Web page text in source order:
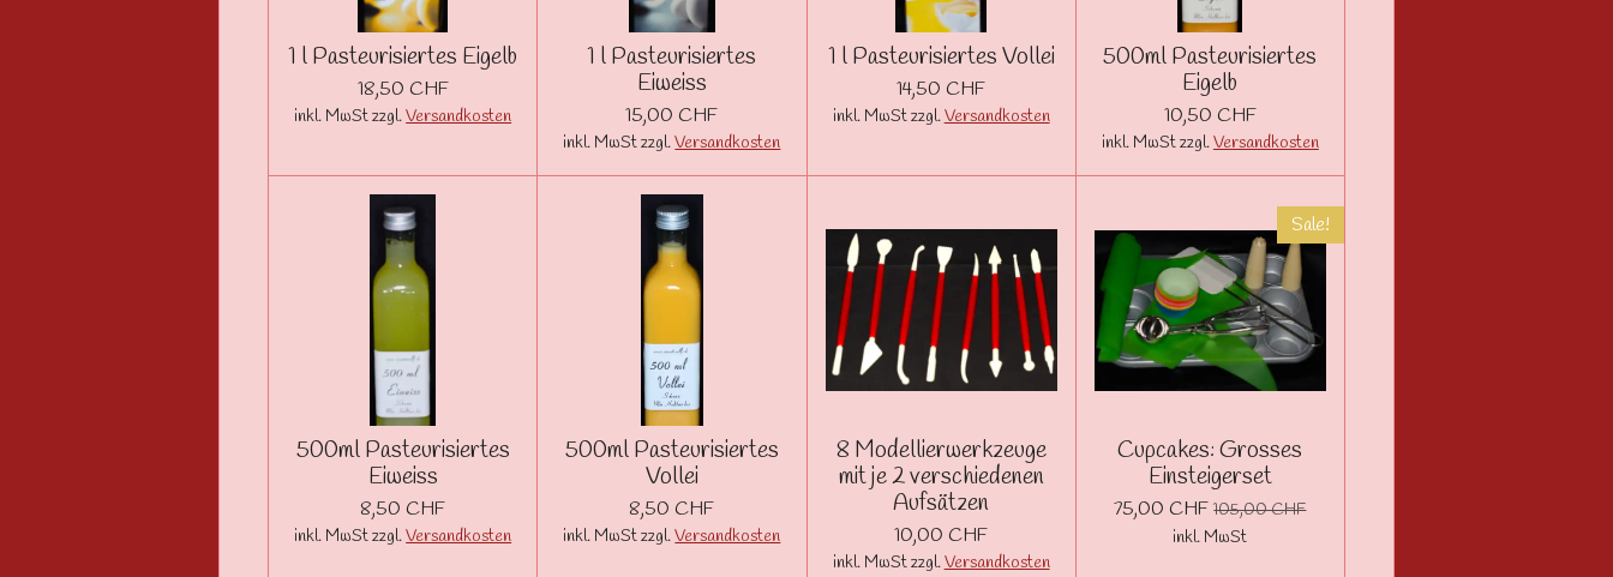
1 l Pasteurisiertes Eigelb
18,50 CHF
inkl. MwSt zzgl.Versandkosten
1 l Pasteurisiertes
Eiweiss
15,00 CHF
inkl. MwSt zzgl.Versandkosten
1 l Pasteurisiertes Vollei
14,50 CHF
inkl. MwSt zzgl.Versandkosten
500ml Pasteurisiertes
Eigelb
10,50 CHF
inkl. MwSt zzgl.Versandkosten
500ml Pasteurisiertes
Eiweiss
8,50 CHF
inkl. MwSt zzgl.Versandkosten
500ml Pasteurisiertes
Vollei
8,50 CHF
inkl. MwSt zzgl.Versandkosten
8 Modellierwerkzeuge
mit je 2 verschiedenen
Aufsätzen
10,00 CHF
inkl. MwSt zzgl.Versandkosten
Sale!
Cupcakes: Grosses
Einsteigerset
75,00 CHF 105,00 CHF
inkl. MwSt